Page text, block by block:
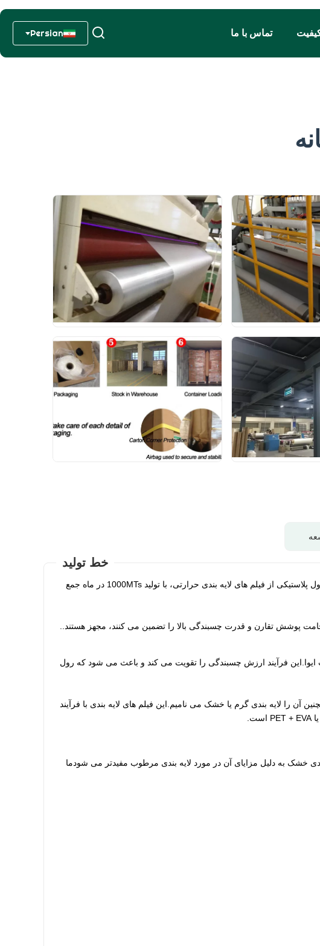
تماس با ما Persian
خط تولید
تا به امروز، هشت خط پوشش اکستروژن چندگانه و ده دستگاه برش را برای تولید رول پلاستیکی از فیلم های لایه بندی حرارتی، با تولید 1000MTs در ماه جمع
پوشش تقارن و قدرت چسبندگی بالا را تضمین می کنند، مجهز هستند..
فرآیند ارزش چسبندگی را تقویت می کند و باعث می شود که رول
آن را لایه بندی گرم یا خشک می نامیم.این فیلم های لایه بندی با فرآیند
خشک به دلیل مزایای آن در مورد لایه بندی مرطوب مفیدتر می شودما